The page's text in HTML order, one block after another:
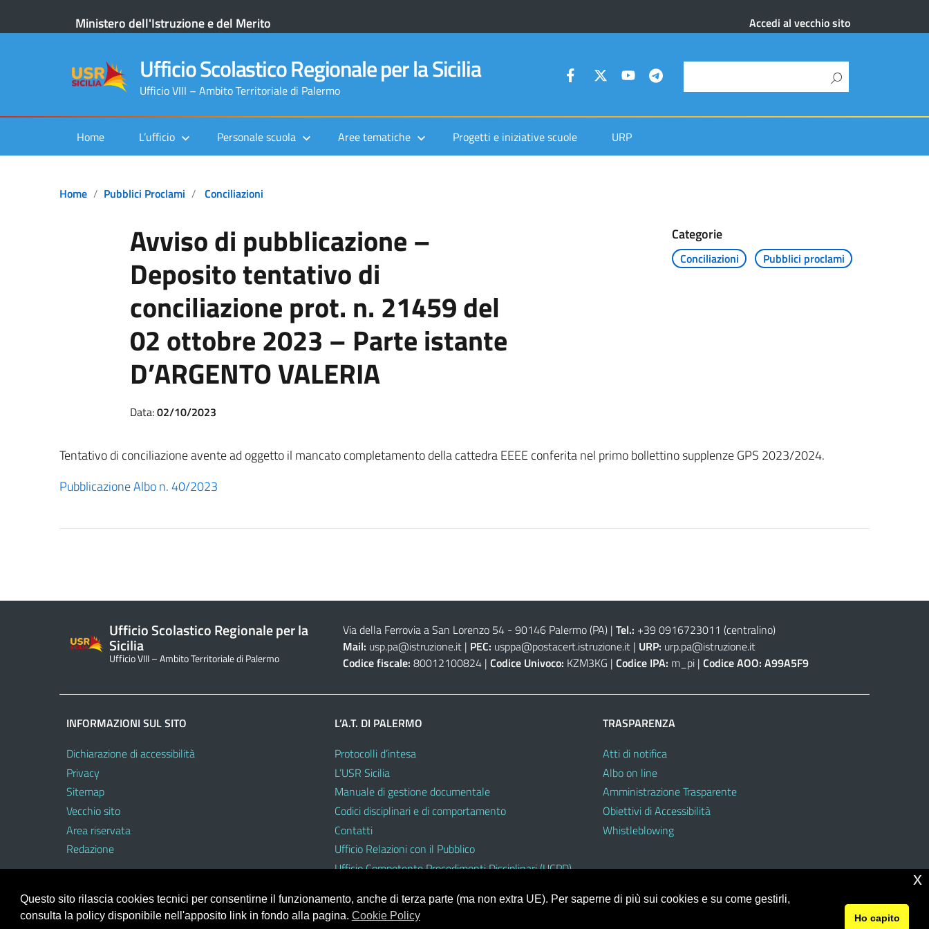
Ministero dell'Istruzione e del Merito Accedi al vecchio sito
Ufficio Scolastico Regionale per la Sicilia
Ufficio VIII – Ambito Territoriale di Palermo
Home L’ufficio Personale scuola Aree tematiche Progetti e iniziative scuole URP
Home Pubblici Proclami Conciliazioni
Avviso di pubblicazione –
Deposito tentativo di
conciliazione prot. n. 21459 del
02 ottobre 2023 – Parte istante
D’ARGENTO VALERIA
Categorie
Conciliazioni Pubblici proclami
Data:02/10/2023
Tentativo di conciliazione avente ad oggetto il mancato completamento della cattedra EEEE conferita nel primo bollettino supplenze GPS 2023/2024.
Pubblicazione Albo n. 40/2023
Ufficio Scolastico Regionale per la
Sicilia
Ufficio VIII – Ambito Territoriale di Palermo
Via della Ferrovia a San Lorenzo 54 - 90146 Palermo (PA)| Tel.: +39 0916723011 (centralino)
Mail: usp.pa@istruzione.it| PEC: usppa@postacert.istruzione.it| URP: urp.pa@istruzione.it
Codice fiscale: 80012100824 | Codice Univoco: KZM3KG | Codice IPA: m_pi | Codice AOO: A99A5F9
INFORMAZIONI SUL SITO
Dichiarazione di accessibilità
Privacy
Sitemap
Vecchio sito
Area riservata
Redazione
L’A.T. DI PALERMO
Protocolli d’intesa
L’USR Sicilia
Manuale di gestione documentale
Codici disciplinari e di comportamento
Contatti
Ufficio Relazioni con il Pubblico
Ufficio Competente Procedimenti Disciplinari (UCPD)
TRASPARENZA
Atti di notifica
Albo on line
Amministrazione Trasparente
Obiettivi di Accessibilità
Whistleblowing
Portale realizzato con la piattaforma
Questo sito rilascia cookies tecnici per consentirne il funzionamento, anche di terza parte (ma non extra UE). Per saperne di più sui cookies e su come gestirli,
consulta la policy disponibile nell'apposito link in fondo alla pagina. Cookie Policy Ho capito
x